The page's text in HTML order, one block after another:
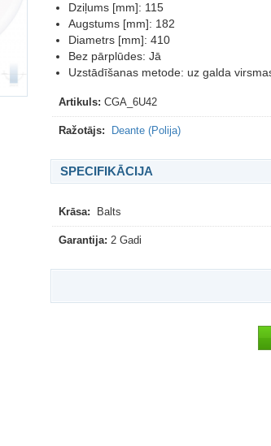
Dziļums [mm]: 115
Augstums [mm]: 182
Diametrs [mm]: 410
Bez pārplūdes: Jā
Uzstādīšanas metode: uz galda
Artikuls: CGA_6U42
Ražotājs: Deante (Polija)
SPECIFIKĀCIJA
Krāsa: Balts
Garantija: 2 Gadi